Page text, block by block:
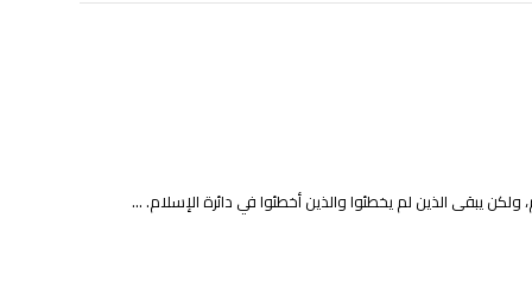
يبقى الذين لم يخطئوا والذين أخطئوا في دائرة الإسلام. ...